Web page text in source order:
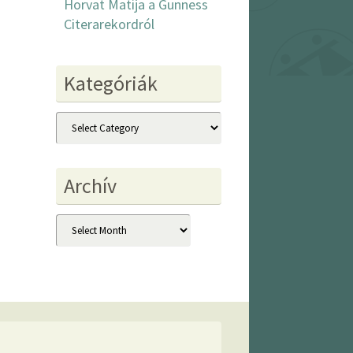
Horvat Matija a Gunness
Citerarekordról
Kategóriák
Kategóriák
Archív
Archív